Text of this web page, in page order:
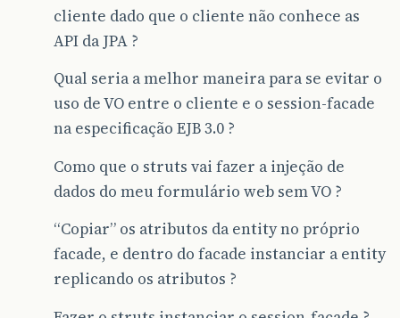
cliente dado que o cliente não conhece as
API da JPA ?
Qual seria a melhor maneira para se evitar o
uso de VO entre o cliente e o session-facade
na especificação EJB 3.0 ?
Como que o struts vai fazer a injeção de
dados do meu formulário web sem VO ?
“Copiar” os atributos da entity no próprio
facade, e dentro do facade instanciar a entity
replicando os atributos ?